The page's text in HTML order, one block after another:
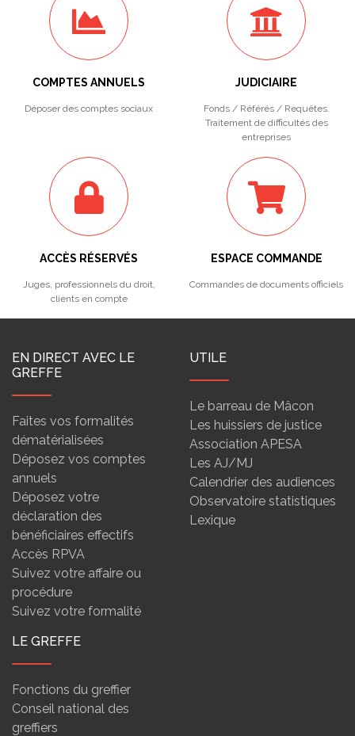
COMPTES ANNUELS
Déposer des comptes sociaux
JUDICIAIRE
Fonds / Référés / Requêtes.
Traitement de difficultés des
entreprises
ACCÈS RÉSERVÉS
Juges, professionnels du droit,
clients en compte
ESPACE COMMANDE
Commandes de documents officiels
EN DIRECT AVEC LE
GREFFE
Faites vos formalités
dématérialisées
Déposez vos comptes
annuels
Déposez votre
déclaration des
bénéficiaires effectifs
Accès RPVA
Suivez votre affaire ou
procédure
Suivez votre formalité
UTILE
Le barreau de Mâcon
Les huissiers de justice
Association APESA
Les AJ/MJ
Calendrier des audiences
Observatoire statistiques
Lexique
LE GREFFE
Fonctions du greffier
Conseil national des
greffiers